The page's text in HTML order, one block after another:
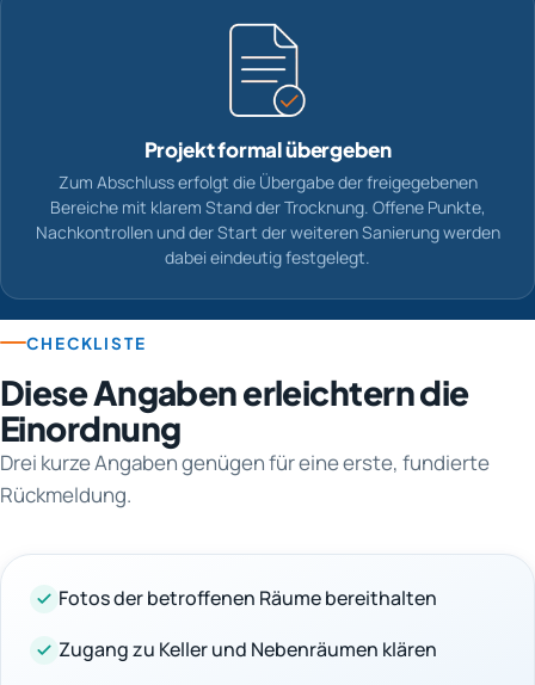
Projekt formal übergeben
Zum Abschluss erfolgt die Übergabe der freigegebenen
Bereiche mit klarem Stand der Trocknung. Offene Punkte,
Nachkontrollen und der Start der weiteren Sanierung werden
dabei eindeutig festgelegt.
CHECKLISTE
Diese Angaben erleichtern die
Einordnung
Drei kurze Angaben genügen für eine erste, fundierte
Rückmeldung.
Fotos der betroffenen Räume bereithalten
Zugang zu Keller und Nebenräumen klären